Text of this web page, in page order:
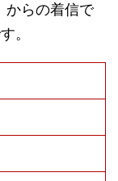
からの着信で
。